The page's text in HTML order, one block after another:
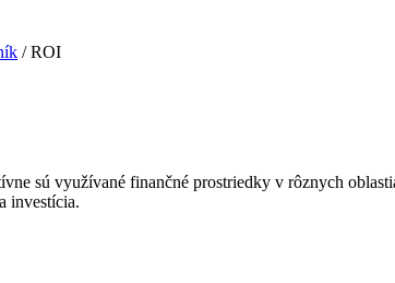
/ROI
sú využívané finančné prostriedky v rôznych
investícia.